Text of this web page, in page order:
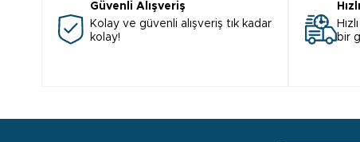
Güvenli Alışveriş
Kolay ve güvenli alışveriş tık kadar
kolay!
bir